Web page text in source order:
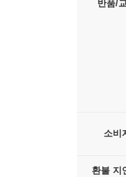
나이 마
알밴 여인
반품/
소비
환불 지